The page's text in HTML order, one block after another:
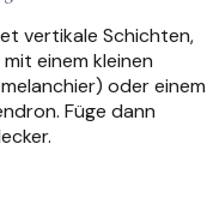
vertikale Schichten,
einem kleinen
oder einem
Füge dann